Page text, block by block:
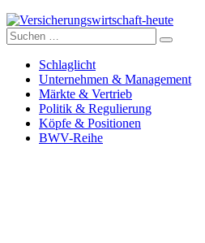
Versicherungswirtschaft-heute
Suche
nach:
Schlaglicht
Unternehmen & Management
Märkte & Vertrieb
Politik & Regulierung
Köpfe & Positionen
BWV-Reihe